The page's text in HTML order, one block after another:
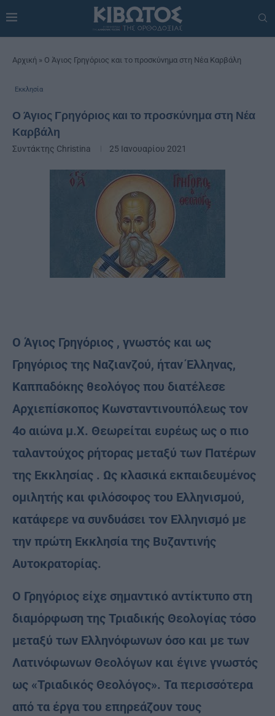
Αρχική » Ο Άγιος Γρηγόριος και το προσκύνημα στη Νέα Καρβάλη
Εκκλησία
Ο Άγιος Γρηγόριος και το προσκύνημα στη Νέα
Καρβάλη
Συντάκτης Christina 25 Ιανουαρίου 2021
Ο Άγιoς Γρηγόριος , γνωστός και ως
Γρηγόριος της Ναζιανζού, ήταν Έλληνας,
Καππαδόκης θεολόγος που διατέλεσε
Αρχιεπίσκοπος Κωνσταντινουπόλεως τον
4ο αιώνα μ.Χ. Θεωρείται ευρέως ως ο πιο
ταλαντούχος ρήτορας μεταξύ των Πατέρων
της Εκκλησίας . Ως κλασικά εκπαιδευμένος
ομιλητής και φιλόσοφος του Ελληνισμού,
κατάφερε να συνδυάσει τον Ελληνισμό με
την πρώτη Εκκλησία της Βυζαντινής
Αυτοκρατορίας.
Ο Γρηγόριος είχε σημαντικό αντίκτυπο στη
διαμόρφωση της Τριαδικής Θεολογίας τόσο
μεταξύ των Ελληνόφωνων όσο και με των
Λατινόφωνων Θεολόγων και έγινε γνωστός
ως «Τριαδικός Θεολόγος». Τα περισσότερα
από τα έργα του επηρεάζουν τους